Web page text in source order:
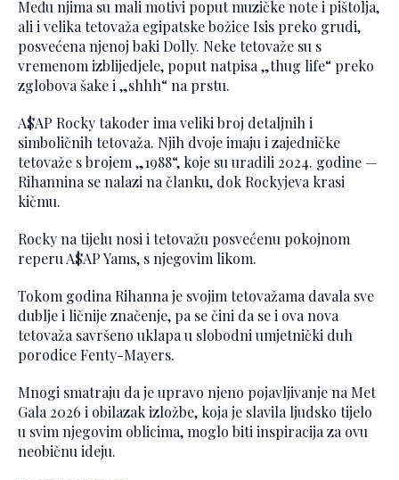
Među njima su mali motivi poput muzičke note i pištolja,
ali i velika tetovaža egipatske božice Isis preko grudi,
posvećena njenoj baki Dolly. Neke tetovaže su s
vremenom izblijedjele, poput natpisa „thug life“ preko
zglobova šake i „shhh“ na prstu.
A$AP Rocky također ima veliki broj detaljnih i
simboličnih tetovaža. Njih dvoje imaju i zajedničke
tetovaže s brojem „1988“, koje su uradili 2024. godine —
Rihannina se nalazi na članku, dok Rockyjeva krasi
kičmu.
Rocky na tijelu nosi i tetovažu posvećenu pokojnom
reperu A$AP Yams, s njegovim likom.
Tokom godina Rihanna je svojim tetovažama davala sve
dublje i ličnije značenje, pa se čini da se i ova nova
tetovaža savršeno uklapa u slobodni umjetnički duh
porodice Fenty-Mayers.
Mnogi smatraju da je upravo njeno pojavljivanje na Met
Gala 2026 i obilazak izložbe, koja je slavila ljudsko tijelo
u svim njegovim oblicima, moglo biti inspiracija za ovu
neobičnu ideju.